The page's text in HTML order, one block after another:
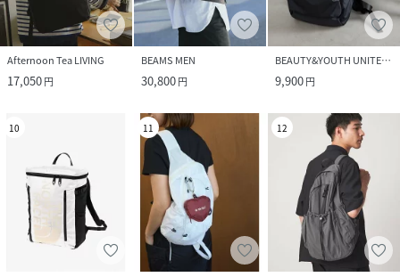
Afternoon Tea LIVING
17,050円
BEAMS MEN
30,800円
BEAUTY&YOUTH UNITED ARROWS
9,900円
10 11 12